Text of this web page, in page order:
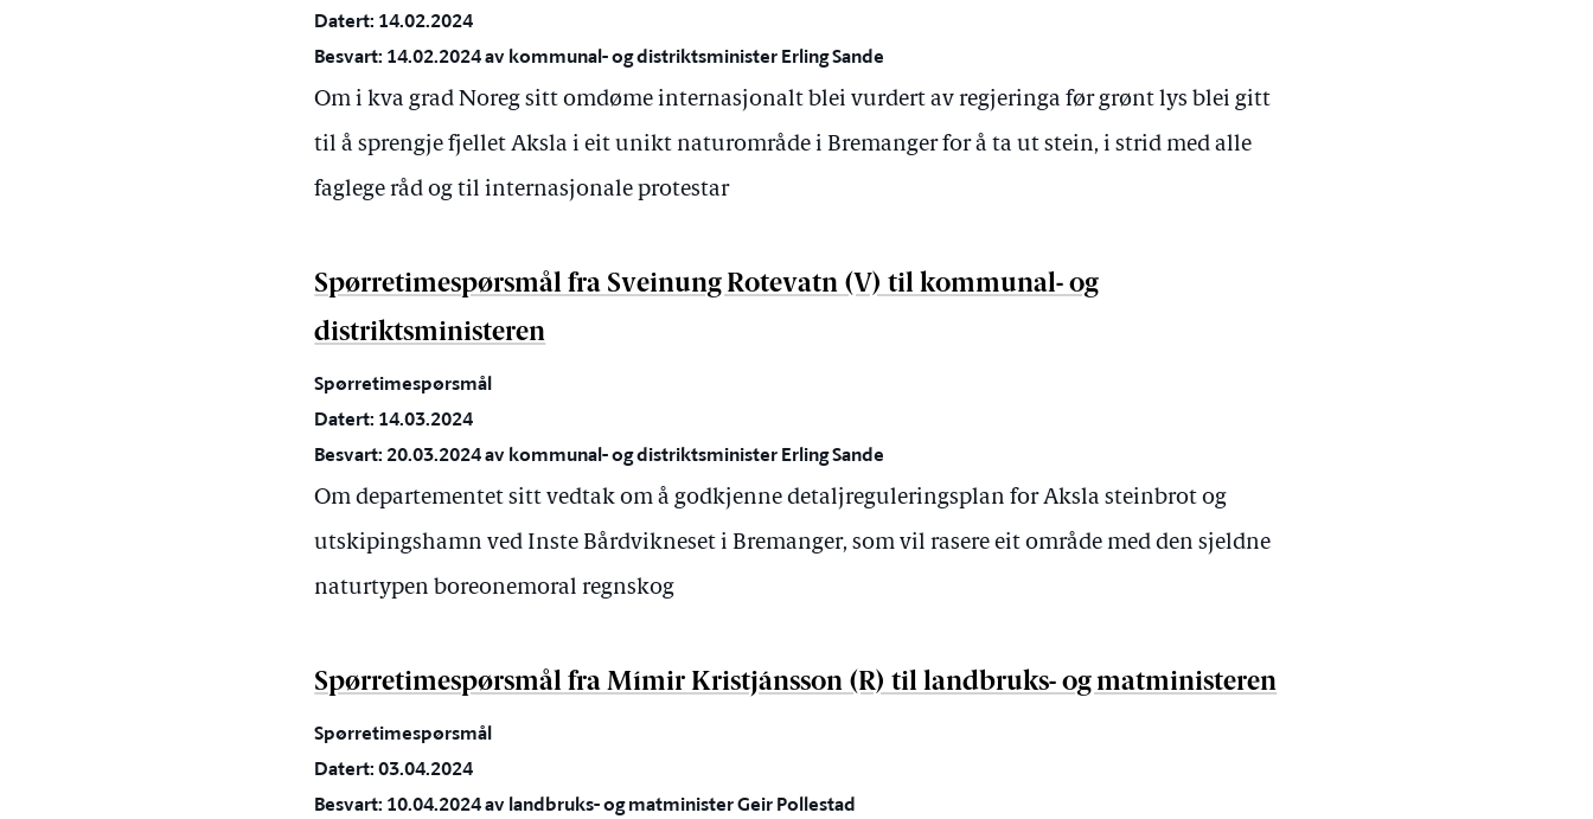
Datert: 14.02.2024
Besvart: 14.02.2024 av kommunal- og distriktsminister Erling Sande
Om i kva grad Noreg sitt omdøme internasjonalt blei vurdert av regjeringa før grønt lys blei gitt
til å sprengje fjellet Aksla i eit unikt naturområde i Bremanger for å ta ut stein, i strid med alle
faglege råd og til internasjonale protestar
Spørretimespørsmål fra Sveinung Rotevatn (V) til kommunal- og
distriktsministeren
Spørretimespørsmål
Datert: 14.03.2024
Besvart: 20.03.2024 av kommunal- og distriktsminister Erling Sande
Om departementet sitt vedtak om å godkjenne detaljreguleringsplan for Aksla steinbrot og
utskipingshamn ved Inste Bårdvikneset i Bremanger, som vil rasere eit område med den sjeldne
naturtypen boreonemoral regnskog
Spørretimespørsmål fra Mímir Kristjánsson (R) til landbruks- og matministeren
Spørretimespørsmål
Datert: 03.04.2024
Besvart: 10.04.2024 av landbruks- og matminister Geir Pollestad